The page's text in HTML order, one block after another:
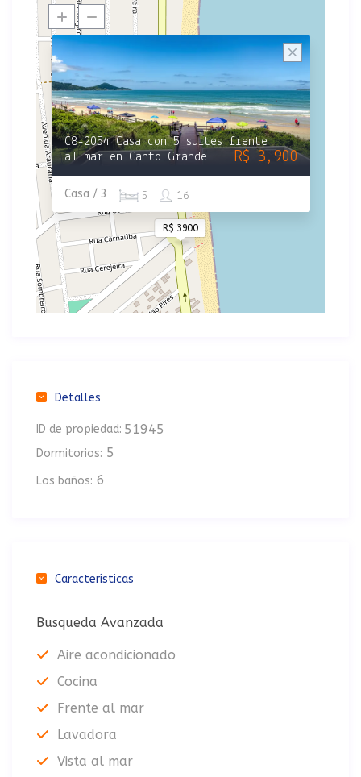
R$ 3900
C8-2054 Casa con 5 suites frente
al mar en Canto Grande
Casa / 3 16
5
R$ 3,900
Detalles
ID de propiedad: 51945
Dormitorios: 5
Los baños: 6
Características
Busqueda Avanzada
Aire acondicionado
Cocina
Frente al mar
Lavadora
Vista al mar